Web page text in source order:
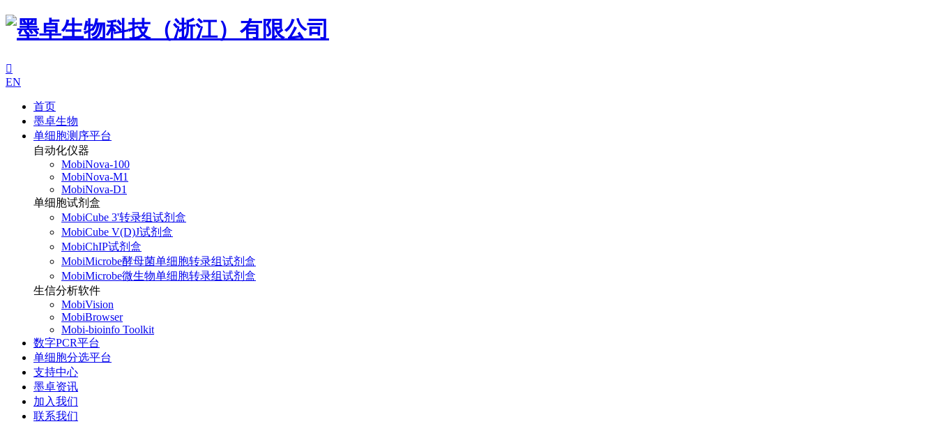

EN
首页
墨卓生物
单细胞测序平台
自动化仪器
MobiNova-100
MobiNova-M1
MobiNova-D1
单细胞试剂盒
MobiCube 3'转录组试剂盒
MobiCube V(D)J试剂盒
MobiChIP试剂盒
MobiMicrobe酵母菌单细胞转录组试剂盒
MobiMicrobe微生物单细胞转录组试剂盒
生信分析软件
MobiVision
MobiBrowser
Mobi-bioinfo Toolkit
数字PCR平台
单细胞分选平台
支持中心
墨卓资讯
加入我们
联系我们